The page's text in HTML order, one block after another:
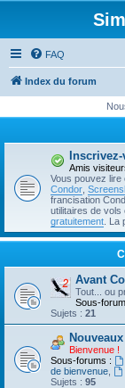
FAQ
Index du forum
Amis
Vous pouvez
Condor
francisation
utilitaires de vols
gratuitement .
Avant
Tout... ou
Sous-
Sujets : 21
Bienvenue !
Sous-forums :
de bienvenue
Sujets : 95